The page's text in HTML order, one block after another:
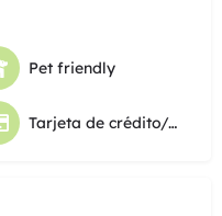
Pet friendly
Tarjeta de crédito/debito